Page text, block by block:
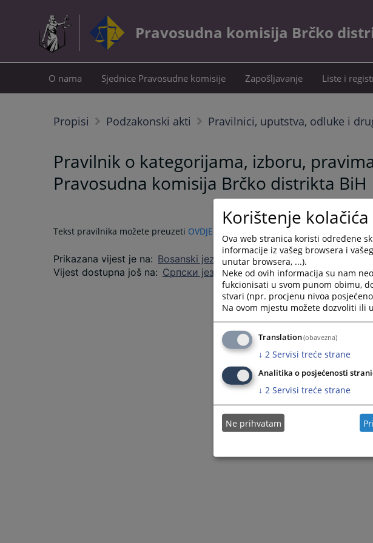
Pravosudna komisija Brčko
O nama Sjednice Pravosudne komisije Zapošljavanje Liste i
Propisi Podzakonski akti Pravilnici, uputstva, odluke i
Pravilnik o kategorijama, izboru,
Pravosudna komisija Brčko distrikta BiH
Tekst pravilnika možete preuzeti OVDJE
Prikazana vijest je na: Bosanski jezik
Vijest dostupna još na: Српски језик
Korištenje kolačića
Ova web stranica koristi određene
informacije iz vašeg browsera i
unutar browsera, ...).
Neke od ovih informacija su nam
fukcionisati u svom punom obimu,
stvari (npr. procjenu nivoa
Na ovom mjestu možete dozvoliti
Translation(obavezna)
↓ 2 Servisi treće strane
Analitika o posjećenosti
↓ 2 Servisi treće strane
Ne prihvatam